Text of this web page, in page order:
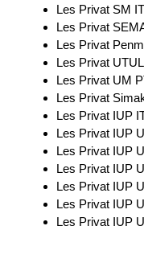
Les Privat SM
Les Privat
Les Privat
Les Privat
Les Privat UM
Les Privat
Les Privat IUP
Les Privat IUP
Les Privat IUP
Les Privat IUP
Les Privat IUP
Les Privat IUP
Les Privat IUP